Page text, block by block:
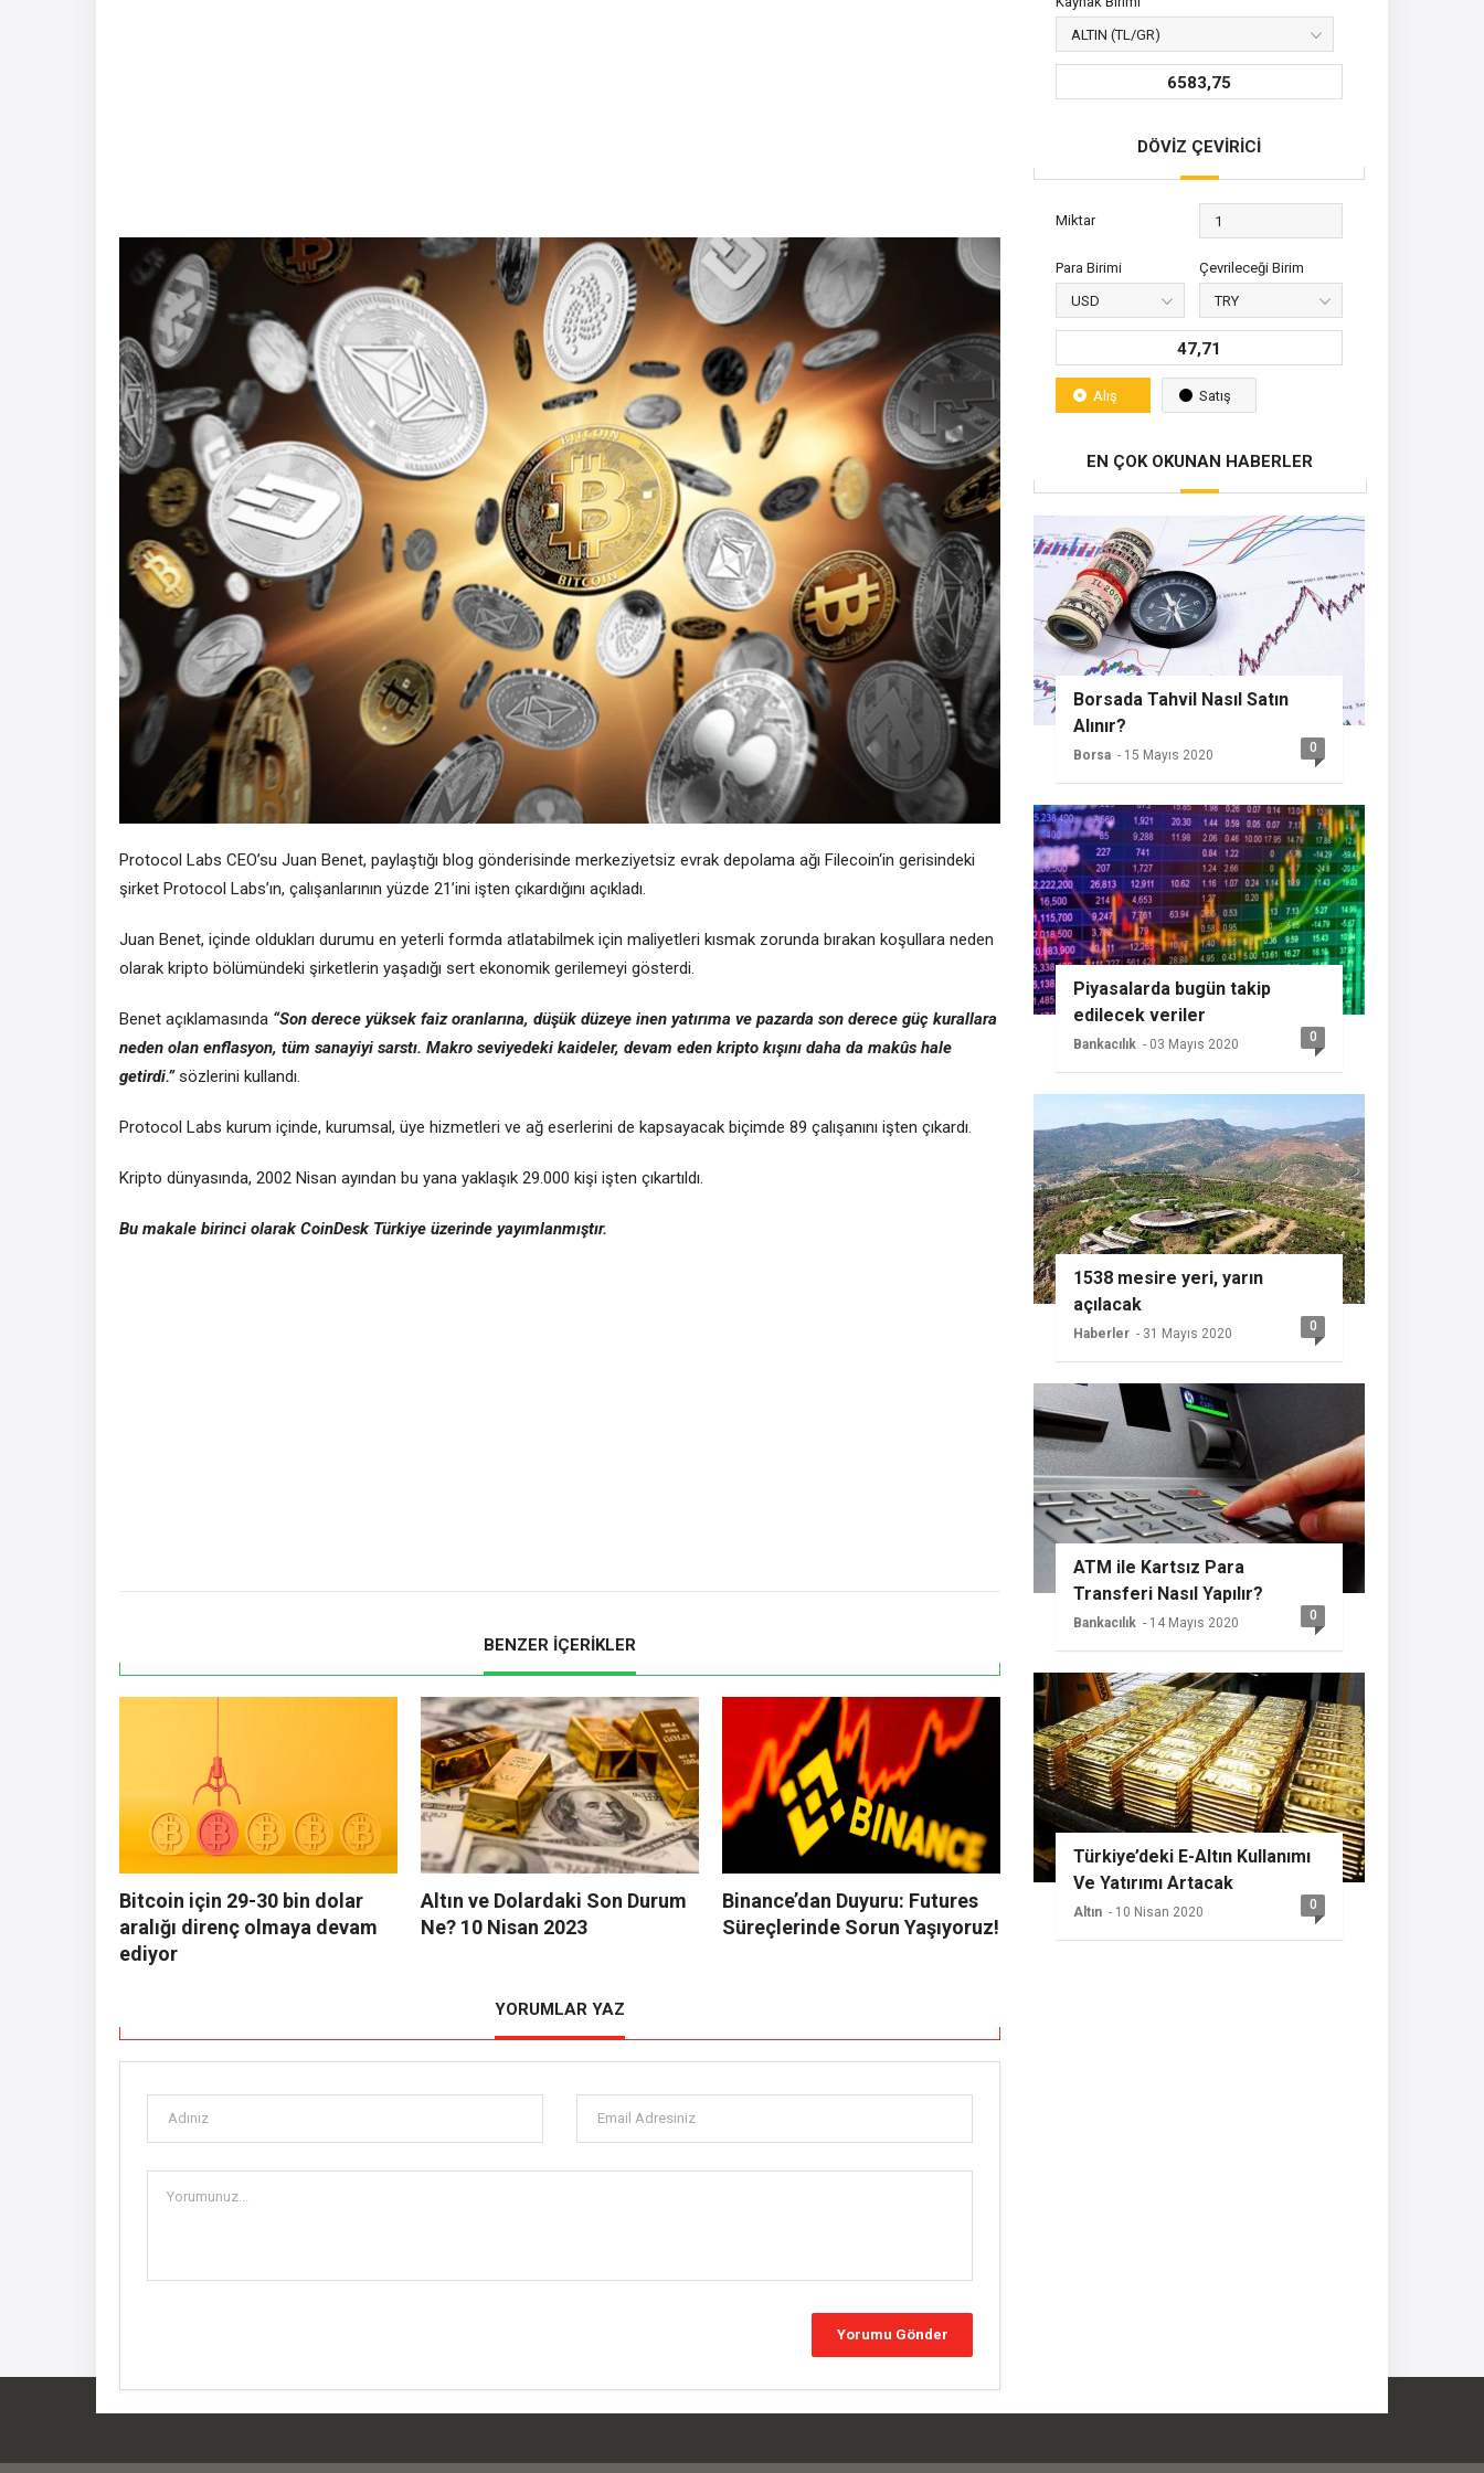
Protocol Labs CEO’su Juan Benet, paylaştığı blog gönderisinde merkeziyetsiz evrak depolama ağı Filecoin‘in gerisindeki
şirket Protocol Labs’ın, çalışanlarının yüzde 21’ini işten çıkardığını açıkladı.
Juan Benet, içinde oldukları durumu en yeterli formda atlatabilmek için maliyetleri kısmak zorunda bırakan koşullara neden
olarak kripto bölümündeki şirketlerin yaşadığı sert ekonomik gerilemeyi gösterdi.
Benet açıklamasında “Son derece yüksek faiz oranlarına, düşük düzeye inen yatırıma ve pazarda son derece güç kurallara
neden olan enflasyon, tüm sanayiyi sarstı. Makro seviyedeki kaideler, devam eden kripto kışını daha da makûs hale
getirdi.”sözlerini kullandı.
Protocol Labs kurum içinde, kurumsal, üye hizmetleri ve ağ eserlerini de kapsayacak biçimde 89 çalışanını işten çıkardı.
Kripto dünyasında, 2002 Nisan ayından bu yana yaklaşık 29.000 kişi işten çıkartıldı.
Bu makale birinci olarak CoinDesk Türkiye üzerinde yayımlanmıştır.
BENZER İÇERİKLER
Bitcoin için 29-30 bin dolar
aralığı direnç olmaya devam
ediyor
Altın ve Dolardaki Son Durum
Ne? 10 Nisan 2023
Binance’dan Duyuru: Futures
Süreçlerinde Sorun Yaşıyoruz!
YORUMLAR YAZ
6583,75
DÖVİZ ÇEVİRİCİ
Miktar
Para Birimi Çevrileceği Birim
47,71
Alış Satış
EN ÇOK OKUNAN HABERLER
Borsada Tahvil Nasıl Satın
Alınır?
Borsa - 15 Mayıs 2020 0
Piyasalarda bugün takip
edilecek veriler
Bankacılık - 03 Mayıs 2020 0
1538 mesire yeri, yarın
açılacak
Haberler - 31 Mayıs 2020 0
ATM ile Kartsız Para
Transferi Nasıl Yapılır?
Bankacılık - 14 Mayıs 2020 0
Türkiye’deki E-Altın Kullanımı
Ve Yatırımı Artacak
Altın - 10 Nisan 2020 0